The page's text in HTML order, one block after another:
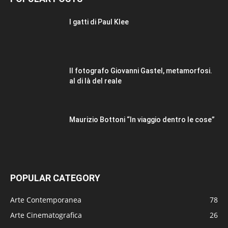
I gatti di Paul Klee
Il fotografo Giovanni Gastel, metamorfosi.
al di là del reale
Maurizio Bottoni “In viaggio dentro le cose”
POPULAR CATEGORY
Arte Contemporanea
78
Arte Cinematografica
26